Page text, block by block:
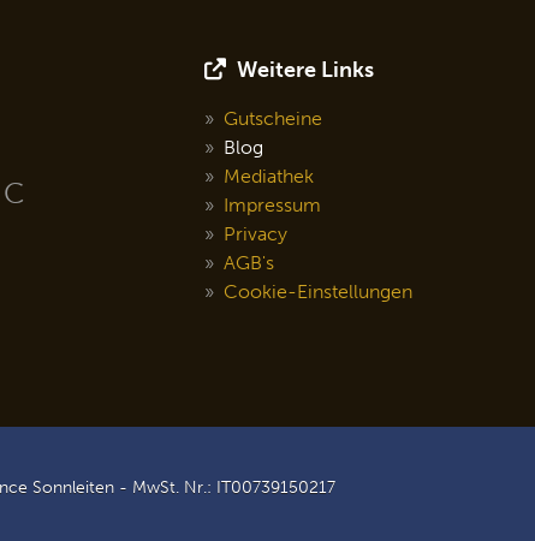
Weitere Links
Gutscheine
Blog
Mediathek
Impressum
Privacy
AGB's
Cookie-Einstellungen
Sonnleiten - MwSt. Nr.: IT00739150217